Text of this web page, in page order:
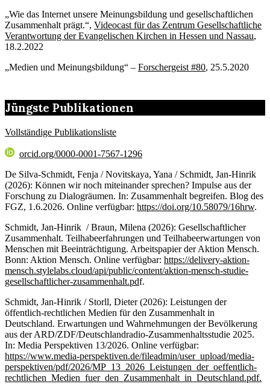
„Wie das Internet unsere Meinungsbildung und gesellschaftlichen
Zusammenhalt prägt.“, Videocast für das Zentrum Gesellschaftliche
Verantwortung der Evangelischen Kirchen in Hessen und Nassau,
18.2.2022
„Medien und Meinungsbildung“ – Forschergeist #80, 25.5.2020
Jüngste Publikationen
Vollständige Publikationsliste
orcid.org/0000-0001-7567-1296
De Silva-Schmidt, Fenja / Novitskaya, Yana / Schmidt, Jan-Hinrik
(2026): Können wir noch miteinander sprechen? Impulse aus der
Forschung zu Dialogräumen. In: Zusammenhalt begreifen. Blog des
FGZ, 1.6.2026. Online verfügbar: https://doi.org/10.58079/16hrw.
Schmidt, Jan-Hinrik / Braun, Milena (2026): Gesellschaftlicher
Zusammenhalt. Teilhabeerfahrungen und Teilhabeerwartungen von
Menschen mit Beeinträchtigung. Arbeitspapier der Aktion Mensch.
Bonn: Aktion Mensch. Online verfügbar: https://delivery-aktion-
mensch.stylelabs.cloud/api/public/content/aktion-mensch-studie-
gesellschaftlicher-zusammenhalt.pdf.
Schmidt, Jan-Hinrik / Storll, Dieter (2026): Leistungen der
öffentlich-rechtlichen Medien für den Zusammenhalt in
Deutschland. Erwartungen und Wahrnehmungen der Bevölkerung
aus der ARD/ZDF/Deutschlandradio-Zusammenhaltsstudie 2025.
In: Media Perspektiven 13/2026. Online verfügbar:
https://www.media-perspektiven.de/fileadmin/user_upload/media-
perspektiven/pdf/2026/MP_13_2026_Leistungen_der_oeffentlich-
rechtlichen_Medien_fuer_den_Zusammenhalt_in_Deutschland.pdf.